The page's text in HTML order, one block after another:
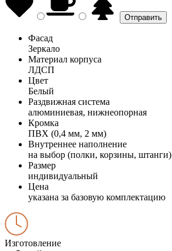
Фасад
Зеркало
Материал корпуса
ЛДСП
Цвет
Белый
Раздвижная система
алюминиевая, нижнеопорная
Кромка
ПВХ (0,4 мм, 2 мм)
Внутреннее наполнение
на выбор (полки, корзины, штанги)
Размер
индивидуальный
Цена
указана за базовую комплектацию
Изготовление